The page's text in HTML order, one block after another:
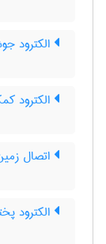
الکترود
الکترود
اتصال
الکترود